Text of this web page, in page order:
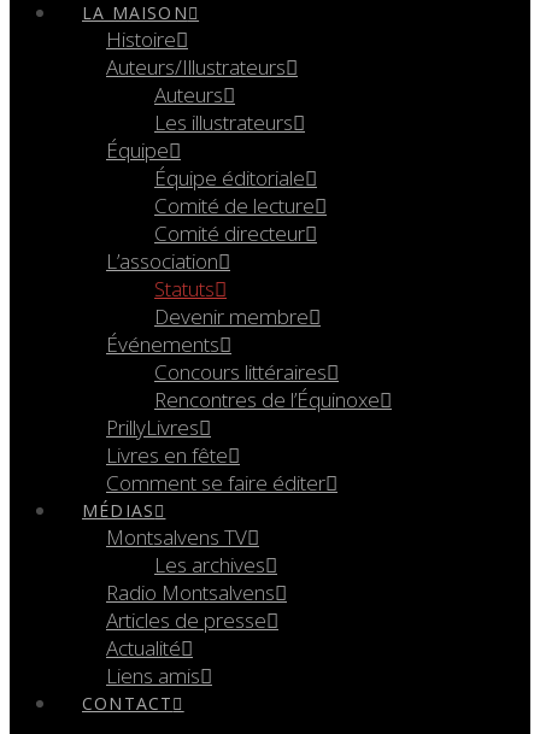
LA MAISON
Histoire
Auteurs/Illustrateurs
Auteurs
Les illustrateurs
Équipe
Équipe éditoriale
Comité de lecture
Comité directeur
L’association
Statuts
Devenir membre
Événements
Concours littéraires
Rencontres de l’Équinoxe
PrillyLivres
Livres en fête
Comment se faire éditer
MÉDIAS
Montsalvens TV
Les archives
Radio Montsalvens
Articles de presse
Actualité
Liens amis
CONTACT